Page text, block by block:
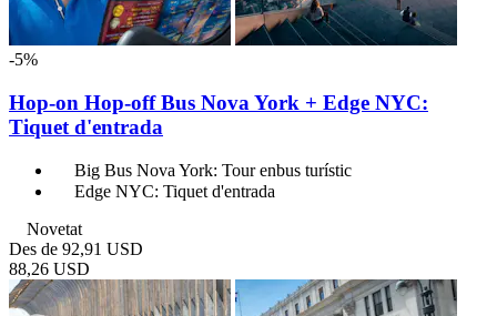
-5%
Hop-­on Hop­-off Bus Nova York + Edge NYC:
Tiquet d'entrada
Big Bus Nova York: Tour enbus turístic
Edge NYC: Tiquet d'entrada
Novetat
Des de 92,91 USD
88,26 USD